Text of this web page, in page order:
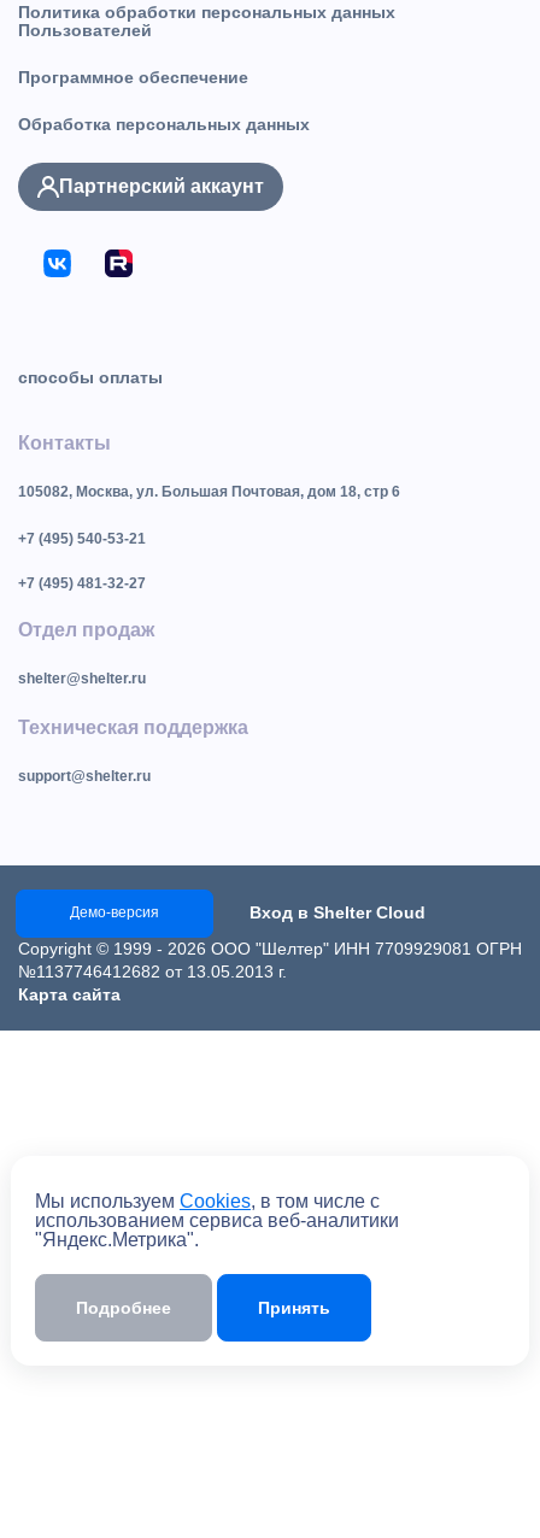
Политика обработки персональных данных
Пользователей
Программное обеспечение
Обработка персональных данных
Партнерский аккаунт
способы оплаты
Контакты
105082, Москва, ул. Большая Почтовая, дом 18, стр 6
+7 (495) 540-53-21
+7 (495) 481-32-27
Отдел продаж
shelter@shelter.ru
Техническая поддержка
support@shelter.ru
Вход в Shelter Cloud
Демо-версия
Copyright © 1999 - 2026 ООО "Шелтер" ИНН 7709929081 ОГРН
№1137746412682 от 13.05.2013 г.
Карта сайта
Мы используем Cookies, в том числе с
использованием сервиса веб-аналитики
"Яндекс.Метрика".
Подробнее Принять